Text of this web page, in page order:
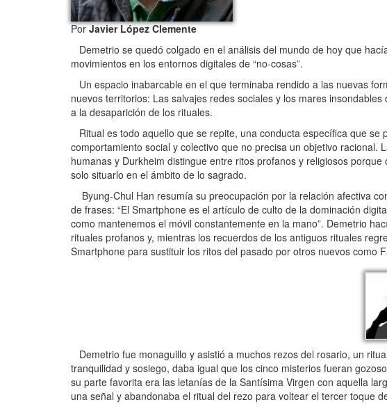
PorJavier López Clemente
Demetrio se quedó colgado en el análisis del mundo de hoy que
movimientos en los entornos digitales de “no-cosas”.
Un espacio inabarcable en el que terminaba rendido a las nuevas
nuevos territorios: Las salvajes redes sociales y los mares
a la desaparición de los rituales.
Ritual es todo aquello que se repite, una conducta específica que
comportamiento social y colectivo que no precisa un objetivo
humanas y Durkheim distingue entre ritos profanos y religiosos
solo situarlo en el ámbito de lo sagrado.
Byung-Chul Han resumía su preocupación por la relación afectiva
de frases: “El Smartphone es el artículo de culto de la dominación
como mantenemos el móvil constantemente en la mano”. Demetrio
rituales profanos y, mientras los recuerdos de los antiguos rituales
Smartphone para sustituir los ritos del pasado por otros nuevos como
Demetrio fue monaguillo y asistió a muchos rezos del rosario, un
tranquilidad y sosiego, daba igual que los cinco misterios fueran
su parte favorita era las letanías de la Santísima Virgen con aquella
una señal y abandonaba el ritual del rezo para voltear el tercer toque